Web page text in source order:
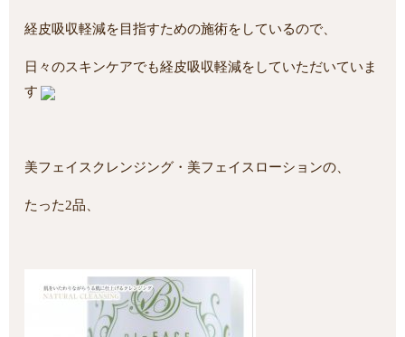
経皮吸収軽減を目指すための施術をしているので、
日々のスキンケアでも経皮吸収軽減をしていただいていま
す
美フェイスクレンジング・美フェイスローションの、
たった2品、